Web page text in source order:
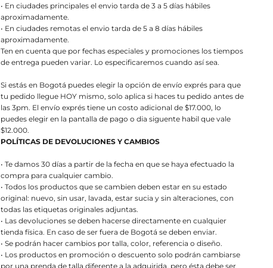
• En ciudades principales el envio tarda de 3 a 5 días hábiles
aproximadamente.
• En ciudades remotas el envio tarda de 5 a 8 días hábiles
aproximadamente.
Ten en cuenta que por fechas especiales y promociones los tiempos
de entrega pueden variar. Lo especificaremos cuando así sea.
Si estás en Bogotá puedes elegir la opción de envío exprés para que
tu pedido llegue HOY mismo, solo aplica si haces tu pedido antes de
las 3pm. El envío exprés tiene un costo adicional de $17.000, lo
puedes elegir en la pantalla de pago o dia siguente habil que vale
$12.000.
POLÍTICAS DE DEVOLUCIONES Y CAMBIOS
• Te damos 30 días a partir de la fecha en que se haya efectuado la
compra para cualquier cambio.
• Todos los productos que se cambien deben estar en su estado
original: nuevo, sin usar, lavada, estar sucia y sin alteraciones, con
todas las etiquetas originales adjuntas.
• Las devoluciones se deben hacerse directamente en cualquier
tienda física. En caso de ser fuera de Bogotá se deben enviar.
• Se podrán hacer cambios por talla, color, referencia o diseño.
• Los productos en promoción o descuento solo podrán cambiarse
por una prenda de talla diferente a la adquirida, pero ésta debe ser